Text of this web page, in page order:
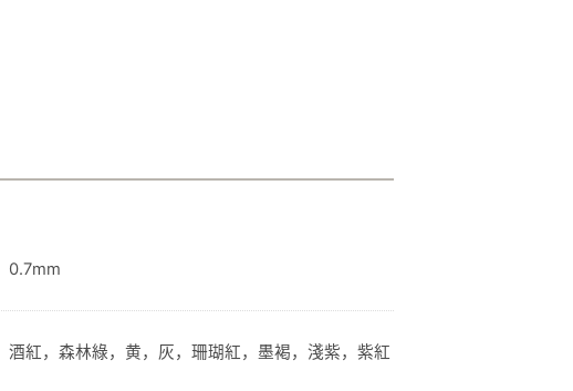
0.7mm
酒紅，森林綠，黄，灰，珊瑚紅，墨褐，淺紫，紫紅